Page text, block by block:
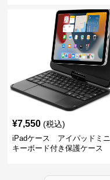
¥7,550 (税込)
iPadケース アイパッドミ
キーボード付き保護ケース